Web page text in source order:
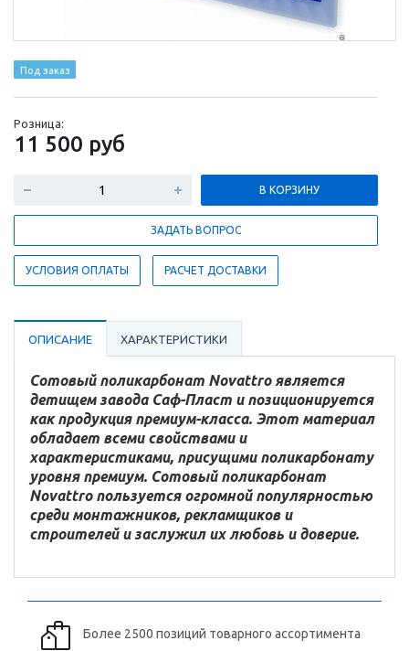
Под заказ
Розница:
11 500 руб
В КОРЗИНУ
ЗАДАТЬ ВОПРОС
УСЛОВИЯ ОПЛАТЫ РАСЧЕТ ДОСТАВКИ
ОПИСАНИЕ ХАРАКТЕРИСТИКИ
Сотовый поликарбонат Novattro является
детищем завода Саф-Пласт и позиционируется
как продукция премиум-класса. Этот материал
обладает всеми свойствами и
характеристиками, присущими поликарбонату
уровня премиум. Сотовый поликарбонат
Novattro пользуется огромной популярностью
среди монтажников, рекламщиков и
строителей и заслужил их любовь и доверие.
Более 2500 позиций товарного ассортимента